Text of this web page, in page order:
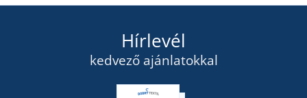
Hírlevél
kedvező ajánlatokkal